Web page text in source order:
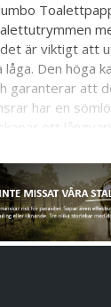
är viktigt att
låga. Den höga
garanterar att
har en
ett
fritt
gör det möjligt